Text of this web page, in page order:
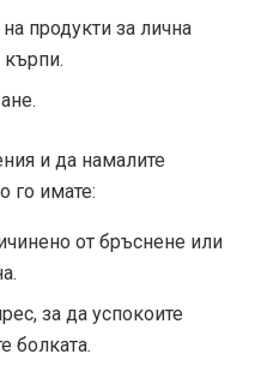
продукти за лична
кърпи.
и да намалите
го имате:
от бръснене или
за да успокоите
болката.